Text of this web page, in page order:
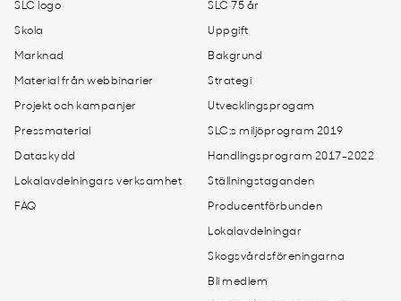
SLC logo
Skola
Marknad
Material från webbinarier
Projekt och kampanjer
Pressmaterial
Dataskydd
Lokalavdelningars verksamhet
FAQ
SLC 75 år
Uppgift
Bakgrund
Strategi
Utvecklingsprogam
SLC:s miljöprogram 2019
Handlingsprogram 2017-2022
Ställningstaganden
Producentförbunden
Lokalavdelningar
Skogsvårdsföreningarna
Bli medlem